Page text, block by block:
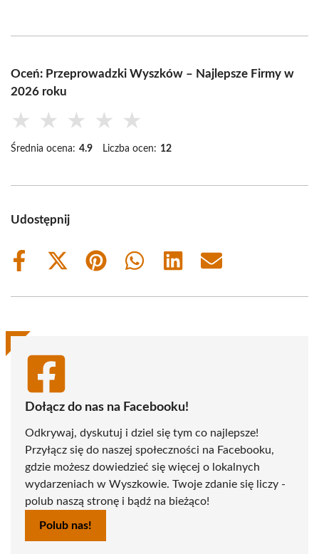
Oceń: Przeprowadzki Wyszków – Najlepsze Firmy w
2026 roku
★ ★ ★ ★ ★
Średnia ocena: 4.9 Liczba ocen: 12
Udostępnij
Share
Share
(Twitter)
Share
Share
Share
Share
Dołącz do nas na Facebooku!
Odkrywaj, dyskutuj i dziel się tym co najlepsze!
Przyłącz się do naszej społeczności na Facebooku,
gdzie możesz dowiedzieć się więcej o lokalnych
wydarzeniach w Wyszkowie. Twoje zdanie się liczy -
polub naszą stronę i bądź na bieżąco!
Polub nas!